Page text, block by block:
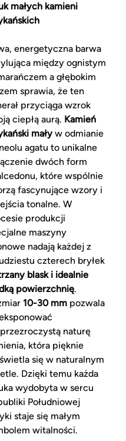
małych kamieni
energetyczna barwa
między ognistym
a głębokim
sprawia, że ten
przyciąga wzrok
ciepłą aurą. Kamień
maływ odmianie
agatu to unikalne
dwóch form
które wspólnie
fascynujące wzory i
tonalne. W
produkcji
maszyny
nadają każdej z
czterech bryłek
blask i idealnie
powierzchnię.
10-30 mmpozwala
naturę
która pięknie
się w naturalnym
Dzięki temu każda
wydobyta w sercu
Południowej
staje się małym
witalności.